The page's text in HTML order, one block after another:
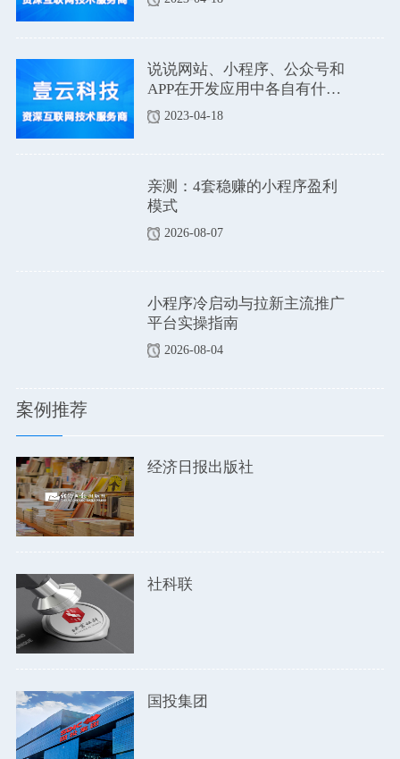
说说网站、小程序、公众号和
APP在开发应用中各自有什么
优点和缺点吗？
2023-04-18
亲测：4套稳赚的小程序盈利
模式
2026-08-07
小程序冷启动与拉新主流推广
平台实操指南
2026-08-04
案例推荐
经济日报出版社
社科联
国投集团